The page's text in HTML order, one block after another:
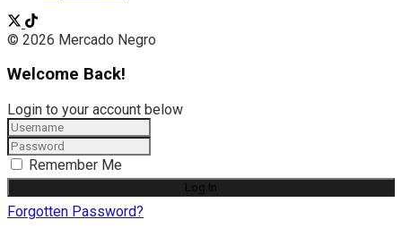
© 2026 Mercado Negro
Welcome Back!
Login to your account below
Remember Me
Forgotten Password?